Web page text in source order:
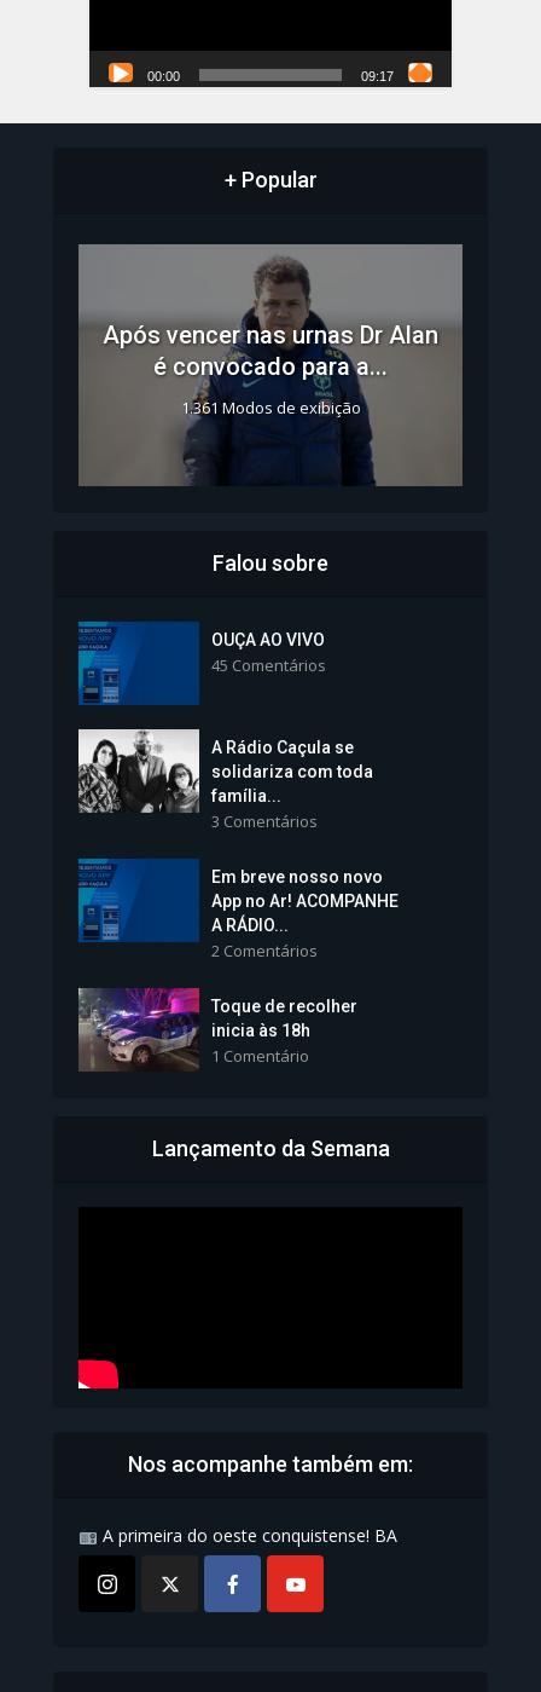
00:00 09:17
+ Popular
Após vencer nas urnas Dr Alan
é convocado para a...
1.361 Modos de exibição
Colégios da Polícia...
Vice-Prefeita Sheila Lemos
tomará posse nesta...
1.101 Modos de exibição
Bahia inicia emissão da
Falou sobre
OUÇA AO VIVO
45 Comentários
A Rádio Caçula se
solidariza com toda
família...
3 Comentários
Em breve nosso novo
App no Ar! ACOMPANHE
A RÁDIO...
2 Comentários
Toque de recolher
inicia às 18h
1 Comentário
Lançamento da Semana
Nos acompanhe também em:
A primeira do oeste conquistense! BA